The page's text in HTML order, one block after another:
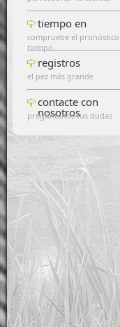
tiempo en
compruebe el
tiempo
registros
el pez más grande
contacte con
nosotros
pregúntanos tus dudas